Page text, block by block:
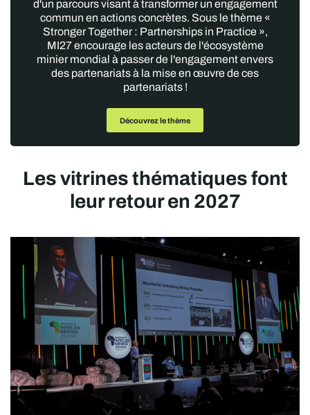
d'un parcours visant à transformer un engagement
commun en actions concrètes. Sous le thème «
Stronger Together : Partnerships in Practice »,
MI27 encourage les acteurs de l'écosystème
minier mondial à passer de l'engagement envers
des partenariats à la mise en œuvre de ces
partenariats !
Découvrez le thème
Les vitrines thématiques font
leur retour en 2027